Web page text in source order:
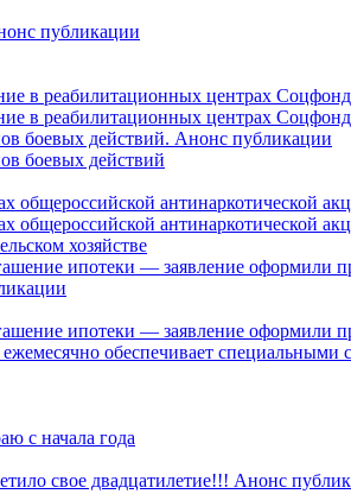
публикации
в реабилитационных центрах
в реабилитационных центрах
боевых действий. Анонс публикации
боевых действий
общероссийской антинаркотической
общероссийской антинаркотической
хозяйстве
ипотеки — заявление оформили
ипотеки — заявление оформили
обеспечивает
с начала года
свое двадцатилетие!!! Анонс